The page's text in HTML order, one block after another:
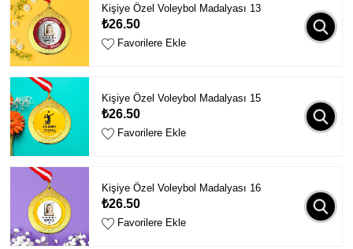
Kişiye Özel Voleybol Madalyası 13
₺26.50
Favorilere Ekle
Kişiye Özel Voleybol Madalyası 15
₺26.50
Favorilere Ekle
Kişiye Özel Voleybol Madalyası 16
₺26.50
Favorilere Ekle